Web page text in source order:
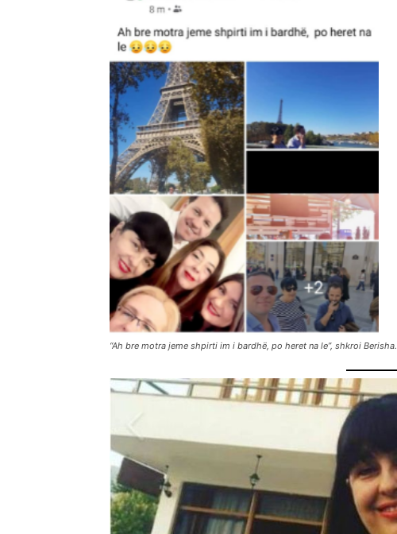
“Ah bre motra jeme shpirti im i bardhë, po heret na le”, shkroi Berisha.